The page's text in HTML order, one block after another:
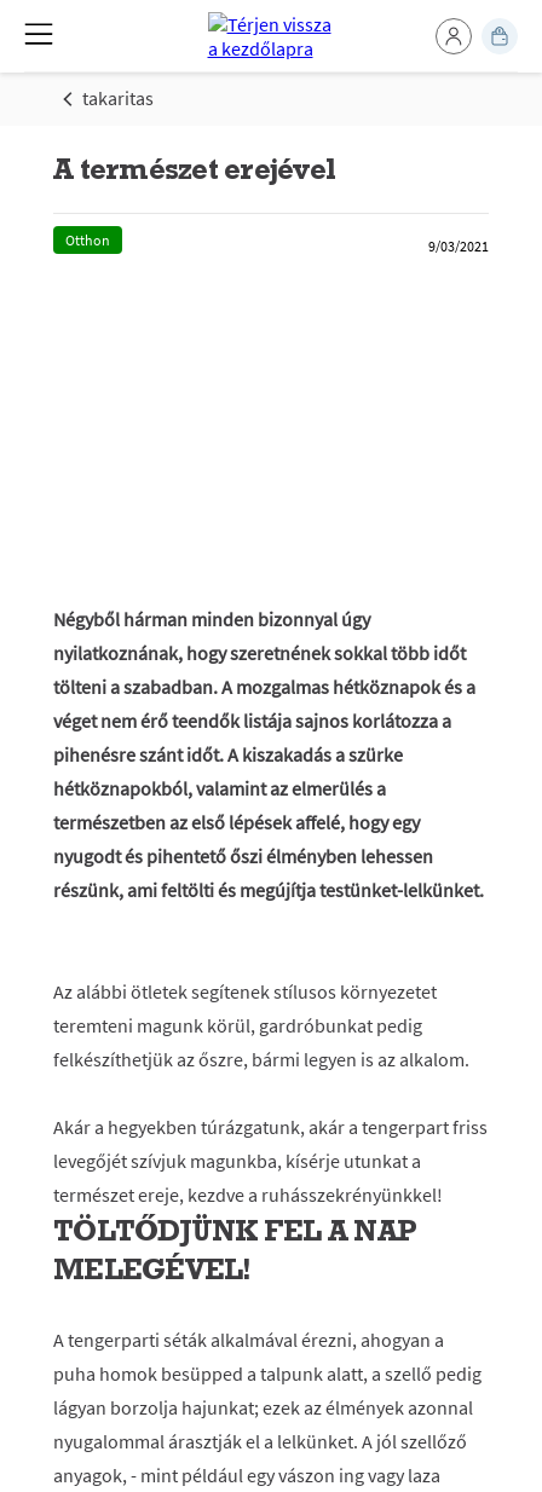
takaritas
A természet erejével
Otthon 9/03/2021
Négyből hárman minden bizonnyal úgy
nyilatkoznának, hogy szeretnének sokkal több időt
tölteni a szabadban. A mozgalmas hétköznapok és a
véget nem érő teendők listája sajnos korlátozza a
pihenésre szánt időt. A kiszakadás a szürke
hétköznapokból, valamint az elmerülés a
természetben az első lépések affelé, hogy egy
nyugodt és pihentető őszi élményben lehessen
részünk, ami feltölti és megújítja testünket-lelkünket.
Az alábbi ötletek segítenek stílusos környezetet
teremteni magunk körül, gardróbunkat pedig
felkészíthetjük az őszre, bármi legyen is az alkalom.
Akár a hegyekben túrázgatunk, akár a tengerpart friss
levegőjét szívjuk magunkba, kísérje utunkat a
természet ereje, kezdve a ruhásszekrényünkkel!
TÖLTŐDJÜNK FEL A NAP
MELEGÉVEL!
A tengerparti séták alkalmával érezni, ahogyan a
puha homok besüpped a talpunk alatt, a szellő pedig
lágyan borzolja hajunkat; ezek az élmények azonnal
nyugalommal árasztják el a lelkünket. A jól szellőző
anyagok, - mint például egy vászon ing vagy laza